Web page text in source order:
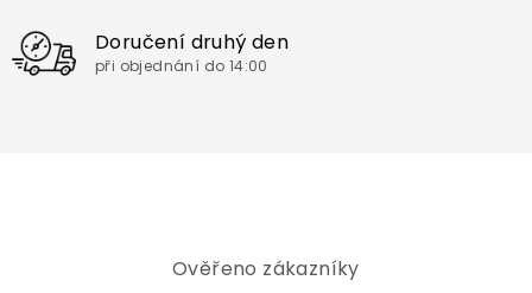
Doručení druhý den
při objednání do 14:00
Ověřeno zákazníky